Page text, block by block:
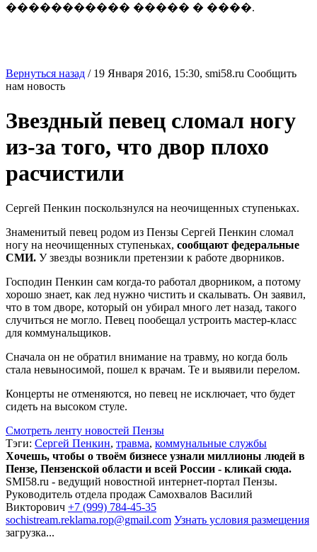
����������� ����� � ����.
Вернуться назад / 19 Января 2016, 15:30, smi58.ru Сообщить
нам новость
Звездный певец сломал ногу
из-за того, что двор плохо
расчистили
Сергей Пенкин поскользнулся на неочищенных ступеньках.
Знаменитый певец родом из Пензы Сергей Пенкин сломал
ногу на неочищенных ступеньках, сообщают федеральные
СМИ. У звезды возникли претензии к работе дворников.
Господин Пенкин сам когда-то работал дворником, а потому
хорошо знает, как лед нужно чистить и скалывать. Он заявил,
что в том дворе, который он убирал много лет назад, такого
случиться не могло. Певец пообещал устроить мастер-класс
для коммунальщиков.
Сначала он не обратил внимание на травму, но когда боль
стала невыносимой, пошел к врачам. Те и выявили перелом.
Концерты не отменяются, но певец не исключает, что будет
сидеть на высоком стуле.
Смотреть ленту новостей Пензы
Тэги: Сергей Пенкин, травма, коммунальные службы
Хочешь, чтобы о твоём бизнесе узнали миллионы людей в
Пензе, Пензенской области и всей России - кликай сюда.
SMI58.ru - ведущий новостной интернет-портал Пензы.
Руководитель отдела продаж Самохвалов Василий
Викторович +7 (999) 784-45-35
sochistream.reklama.rop@gmail.com Узнать условия размещения
загрузка...